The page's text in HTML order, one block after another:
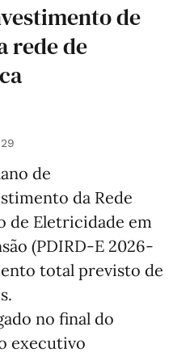
de
rede de
de
da Rede
de Eletricidade em
(PDIRD-E 2026-
total previsto de
no final do
executivo